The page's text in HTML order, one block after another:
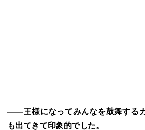
――王様になってみんなを鼓舞する
も出てきて印象的でした。